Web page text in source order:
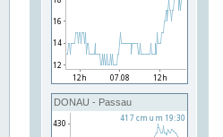
DONAU - Passau